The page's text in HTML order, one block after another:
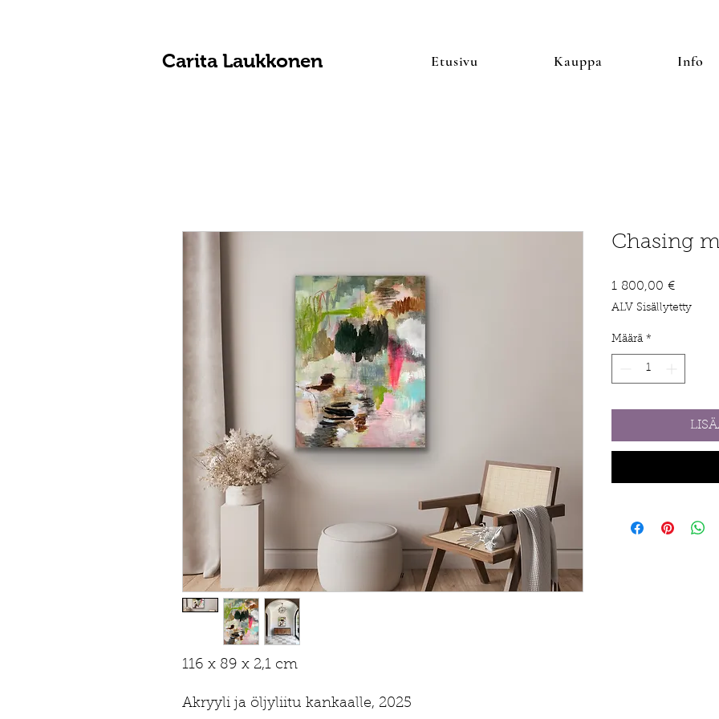
Carita Laukkonen Etusivu Kauppa Info
116 x 89 x 2,1 cm
Akryyli ja öljyliitu kankaalle, 2025
Chasing
1 800,00 €Hinta
ALV Sisällytetty
Määrä *